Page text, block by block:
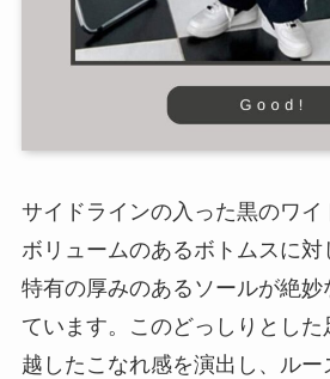
サイドラインの入った黒のワイ
ボリュームのあるボトムスに
特有の厚みのあるソールが絶妙
ています。このどっしりとし
越したこなれ感を演出し、ルー